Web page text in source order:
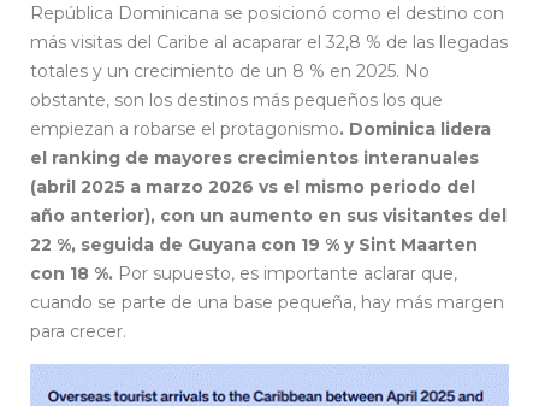
República Dominicana se posicionó como el destino con
más visitas del Caribe al acaparar el 32,8 % de las llegadas
totales y un crecimiento de un 8 % en 2025. No
obstante, son los destinos más pequeños los que
empiezan a robarse el protagonismo. Dominica lidera
el ranking de mayores crecimientos interanuales
(abril 2025 a marzo 2026 vs el mismo periodo del
año anterior), con un aumento en sus visitantes del
22 %, seguida de Guyana con 19 % y Sint Maarten
con 18 %. Por supuesto, es importante aclarar que,
cuando se parte de una base pequeña, hay más margen
para crecer.